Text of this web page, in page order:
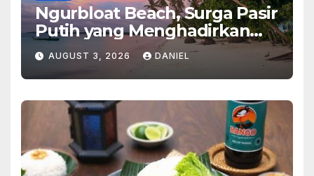
Ngurbloat Beach, Surga Pasir
Putih yang Menghadirkan
Ketenangan dan Pesona
Alam Tak Terlupakan
AUGUST 3, 2026 DANIEL